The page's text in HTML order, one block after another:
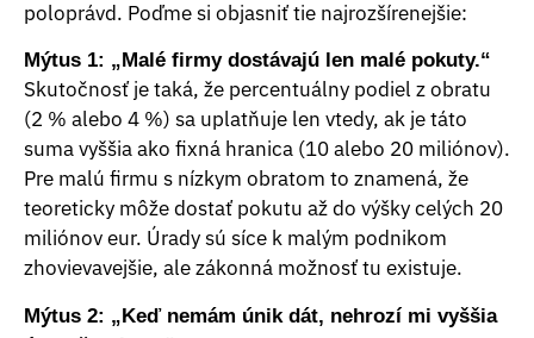
poloprávd. Poďme si objasniť tie najrozšírenejšie:
Mýtus 1: „Malé firmy dostávajú len malé pokuty.“
Skutočnosť je taká, že percentuálny podiel z obratu
(2 % alebo 4 %) sa uplatňuje len vtedy, ak je táto
suma vyššia ako fixná hranica (10 alebo 20 miliónov).
Pre malú firmu s nízkym obratom to znamená, že
teoreticky môže dostať pokutu až do výšky celých 20
miliónov eur. Úrady sú síce k malým podnikom
zhovievavejšie, ale zákonná možnosť tu existuje.
Mýtus 2: „Keď nemám únik dát, nehrozí mi vyššia